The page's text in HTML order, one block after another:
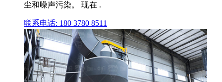
尘和噪声污染。 现在 .
联系电话: 180 3780 8511